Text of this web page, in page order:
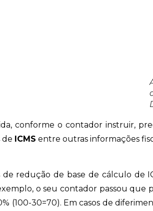
conforme o contador instruir,
de ICMS entre outras informações
de redução de base de cálculo de
o seu contador passou que
(100-30=70). Em casos de